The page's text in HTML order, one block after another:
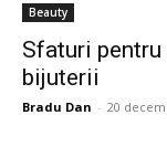
Beauty
Sfaturi
bijuterii
Bradu Dan - 20